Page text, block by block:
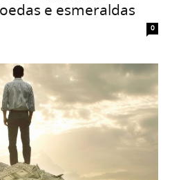
e esmeraldas
0